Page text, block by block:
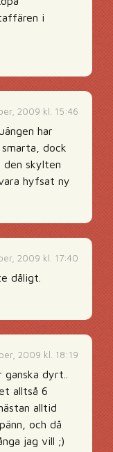
i
2009 kl. 15:46
har
dock
skylten
hyfsat ny
2009 kl. 17:40
dåligt.
2009 kl. 18:19
dyrt..
alltså 6
alltid
och då
jag vill ;)